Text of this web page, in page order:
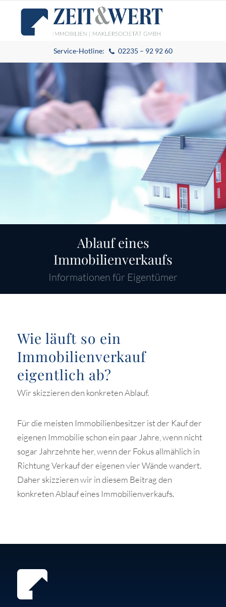
Service-Hotline: 02235 – 92 92 60
Ablauf eines
Immobilienverkaufs
Informationen für Eigentümer
Wie läuft so ein
Immobilienverkauf
eigentlich ab?
Wir skizzieren den konkreten Ablauf.
Für die meisten Immobilienbesitzer ist der Kauf der
eigenen Immobilie schon ein paar Jahre, wenn nicht
sogar Jahrzehnte her, wenn der Fokus allmählich in
Richtung Verkauf der eigenen vier Wände wandert.
Daher skizzieren wir in diesem Beitrag den
konkreten Ablauf eines Immobilienverkaufs.